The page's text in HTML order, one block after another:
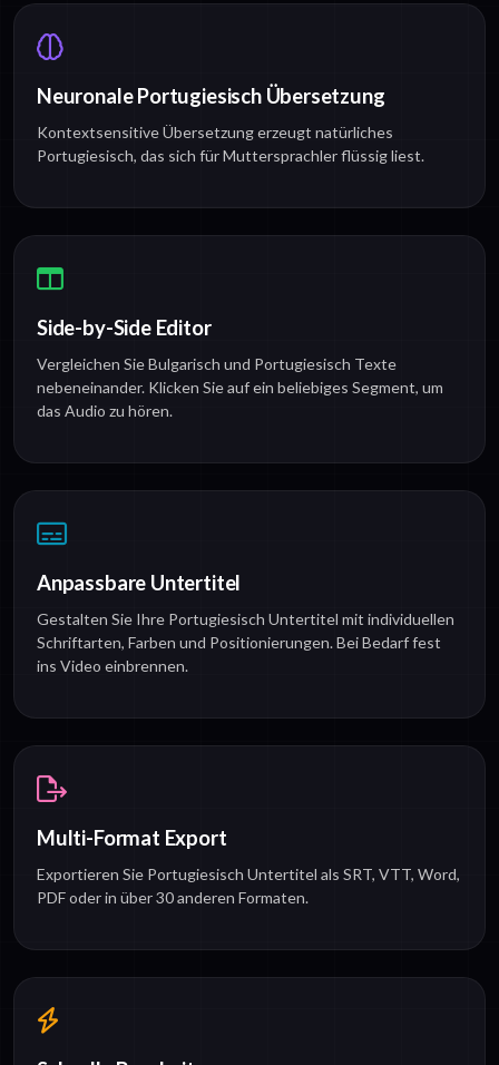
Neuronale Portugiesisch Übersetzung
Kontextsensitive Übersetzung erzeugt natürliches
Portugiesisch, das sich für Muttersprachler flüssig liest.
Side-by-Side Editor
Vergleichen Sie Bulgarisch und Portugiesisch Texte
nebeneinander. Klicken Sie auf ein beliebiges Segment, um
das Audio zu hören.
Anpassbare Untertitel
Gestalten Sie Ihre Portugiesisch Untertitel mit individuellen
Schriftarten, Farben und Positionierungen. Bei Bedarf fest
ins Video einbrennen.
Multi-Format Export
Exportieren Sie Portugiesisch Untertitel als SRT, VTT, Word,
PDF oder in über 30 anderen Formaten.